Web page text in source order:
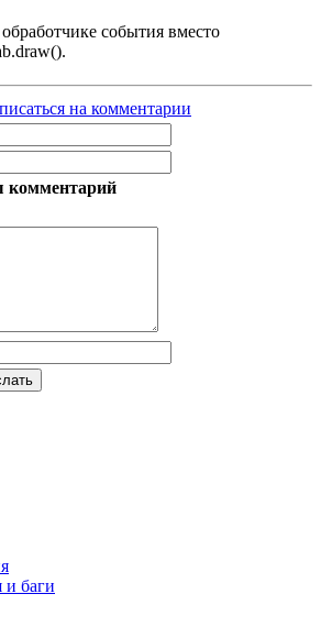
события вместо
на комментарии
комментарий
баги